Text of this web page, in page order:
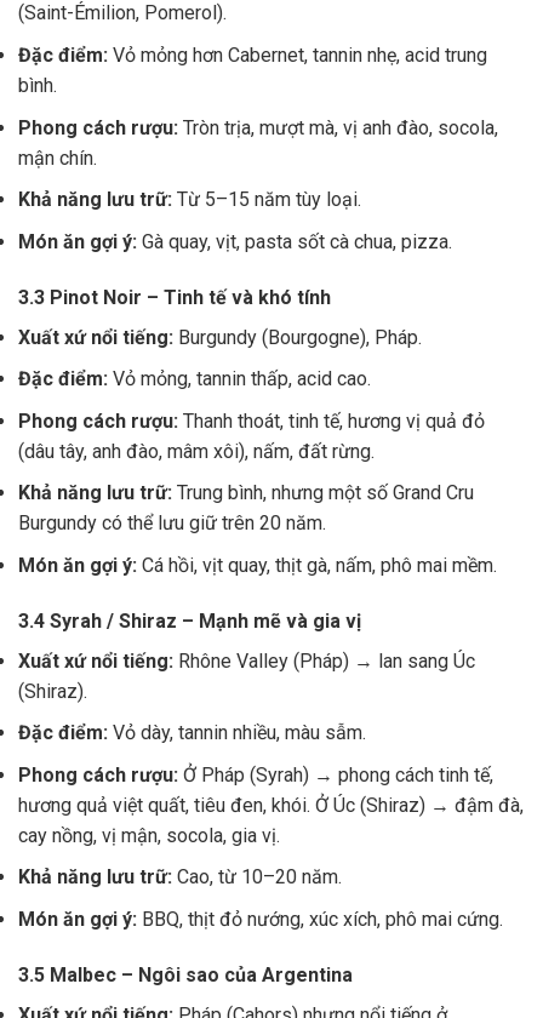
(Saint-Émilion, Pomerol).
Đặc điểm: Vỏ mỏng hơn Cabernet, tannin nhẹ, acid trung
bình.
Phong cách rượu: Tròn trịa, mượt mà, vị anh đào, socola,
mận chín.
Khả năng lưu trữ: Từ 5–15 năm tùy loại.
Món ăn gợi ý: Gà quay, vịt, pasta sốt cà chua, pizza.
3.3 Pinot Noir – Tinh tế và khó tính
Xuất xứ nổi tiếng: Burgundy (Bourgogne), Pháp.
Đặc điểm: Vỏ mỏng, tannin thấp, acid cao.
Phong cách rượu: Thanh thoát, tinh tế, hương vị quả đỏ
(dâu tây, anh đào, mâm xôi), nấm, đất rừng.
Khả năng lưu trữ: Trung bình, nhưng một số Grand Cru
Burgundy có thể lưu giữ trên 20 năm.
Món ăn gợi ý: Cá hồi, vịt quay, thịt gà, nấm, phô mai mềm.
3.4 Syrah / Shiraz – Mạnh mẽ và gia vị
Xuất xứ nổi tiếng: Rhône Valley (Pháp) → lan sang Úc
(Shiraz).
Đặc điểm: Vỏ dày, tannin nhiều, màu sẫm.
Phong cách rượu: Ở Pháp (Syrah) → phong cách tinh tế,
hương quả việt quất, tiêu đen, khói. Ở Úc (Shiraz) → đậm đà,
cay nồng, vị mận, socola, gia vị.
Khả năng lưu trữ: Cao, từ 10–20 năm.
Món ăn gợi ý: BBQ, thịt đỏ nướng, xúc xích, phô mai cứng.
3.5 Malbec – Ngôi sao của Argentina